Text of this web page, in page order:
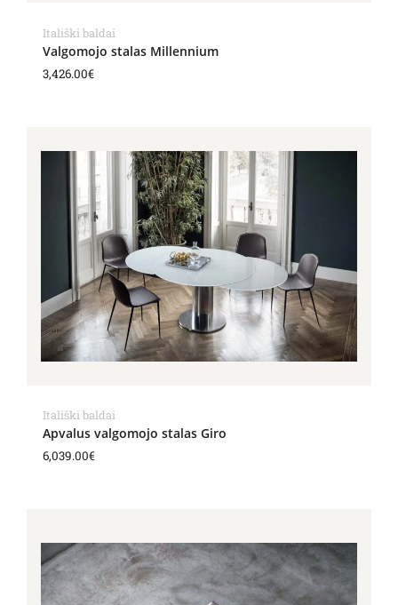
Itališki baldai
Valgomojo stalas Millennium
3,426.00€
Itališki baldai
Apvalus valgomojo stalas Giro
6,039.00€